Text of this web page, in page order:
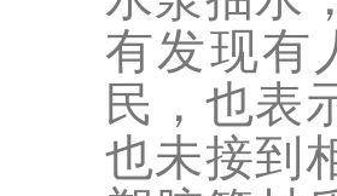
有发现有
民，也表
也未接到